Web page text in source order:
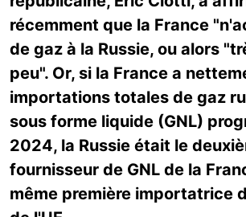
récemment que la France
de gaz à la Russie, ou alors
peu". Or, si la France a
importations totales de gaz
sous forme liquide (GNL)
2024, la Russie était le
fournisseur de GNL de la
même première importatrice